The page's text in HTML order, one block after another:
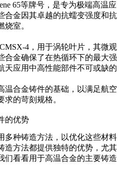
65等牌号，是专为极端高温应
合金因其卓越的抗蠕变强度和抗
室。
CMSX-4 ，用于涡轮叶片，其微观
合金确保了在热循环下的最大强
天应用中高性能部件不可或缺的
温合金铸件的基础，以满足航空
的苛刻规格。
的优势
多种铸造方法，以优化这些材料
造方法都提供独特的优势，尤其
们看看用于高温合金的主要铸造